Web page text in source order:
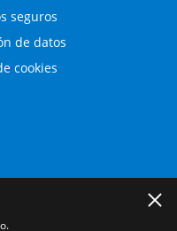
seguros
de datos
cookies